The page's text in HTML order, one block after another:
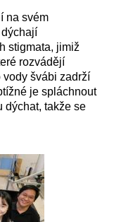
na svém
stigmata, jimiž
rozvádějí
vody švábi zadrží
je spláchnout
dýchat, takže se